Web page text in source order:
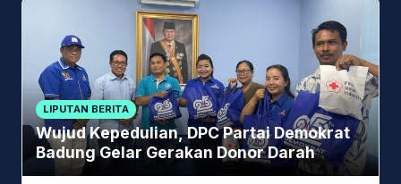
LIPUTAN BERITA
Wujud Kepedulian, DPC Partai Demokrat
Badung Gelar Gerakan Donor Darah